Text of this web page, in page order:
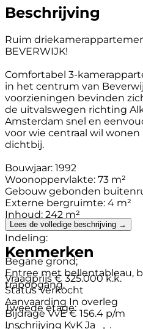
Beschrijving
Ruim
BEVERWIJK!
Comfortabel 3-
in het centrum van
voorzieningen bevinden
de uitvalswegen richting
Amsterdam snel en
voor wie centraal wil
dichtbij.
Bouwjaar: 1992
Woonoppervlakte: 73 m²
Gebouw gebonden
Externe bergruimte: 4 m²
Inhoud: 242 m²
Indeling:
Begane grond;
Entree met bellentableau,
trapopgang.
Tweede etage:
Lees de volledige beschrijving →
Kenmerken
Vraagprijs € 325.000 k.k.
Status Verkocht
Aanvaarding In overleg
Bijdrage VvE € 156.4 p/m
Inschrijving KvK Ja